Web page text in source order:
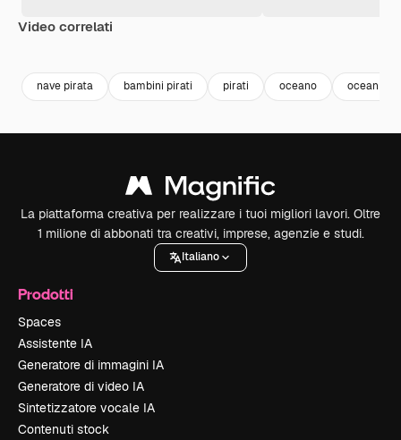
Video correlati
nave pirata bambini pirati pirati oceano ocean
La piattaforma creativa per realizzare i tuoi migliori lavori. Oltre
1 milione di abbonati tra creativi, imprese, agenzie e studi.
Italiano
Prodotti
Spaces
Assistente IA
Generatore di immagini IA
Generatore di video IA
Sintetizzatore vocale IA
Contenuti stock